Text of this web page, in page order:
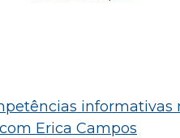
informativas
Erica Campos